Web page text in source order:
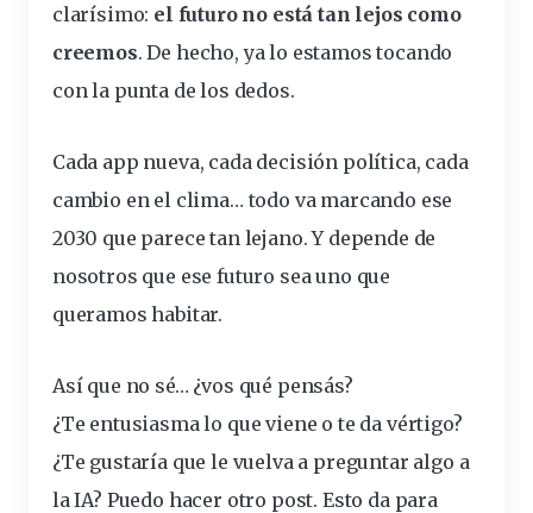
clarísimo: el futuro no está tan lejos como
creemos. De hecho, ya lo estamos tocando
con la punta de los dedos.
Cada app nueva, cada decisión política, cada
cambio en el clima… todo va marcando ese
2030 que parece tan lejano. Y depende de
nosotros que ese futuro sea uno que
queramos habitar.
Así que no sé… ¿vos qué pensás?
¿Te entusiasma lo que viene o te da vértigo?
¿Te gustaría que le vuelva a preguntar algo a
la IA? Puedo hacer otro post. Esto da para